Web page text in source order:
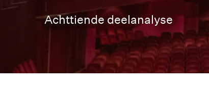
Achttiende deelanalyse